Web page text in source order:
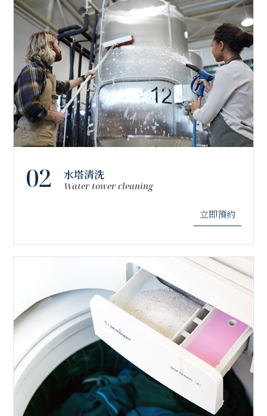
02 水塔清洗
Water tower cleaning
立即預約